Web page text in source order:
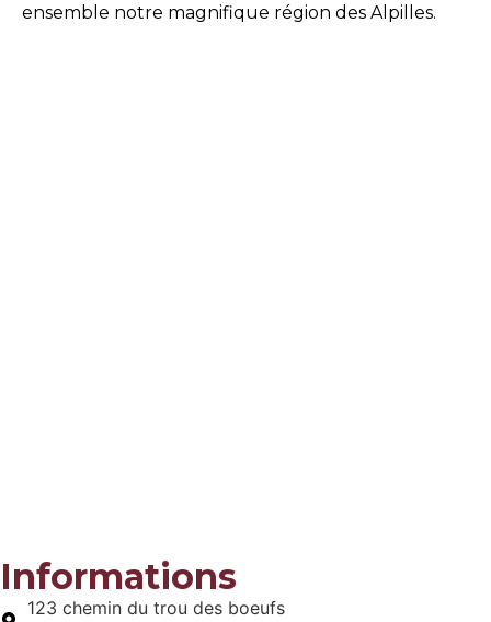
ensemble notre magnifique région des Alpilles.
Informations
123 chemin du trou des boeufs